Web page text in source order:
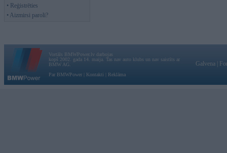
• Reģistrēties
• Aizmirsi paroli?
Vortāls BMWPower.lv darbojas
kopš 2002. gada 14. maija. Tas nav auto klubs un nav saistīts ar
BMW AG.
Par BMWPower
Kontakti Reklāma
Galvena